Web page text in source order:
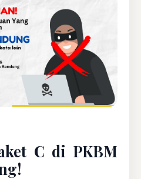
C di PKBM